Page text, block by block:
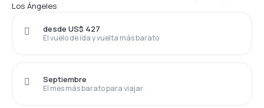
Los Ángeles
El vuelo de ida y vuelta más barato
desde US$ 427
El mes más barato para viajar
Septiembre